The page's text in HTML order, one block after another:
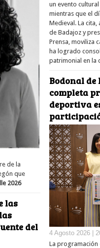
de la
que
2026
las
del
un evento
mientras que el
Medieval. La
de Badajoz y
Prensa, moviliza
ha logrado
patrimonial en la
Bodonal
completa
deportiva
4 Agosto 2026 |
La programación